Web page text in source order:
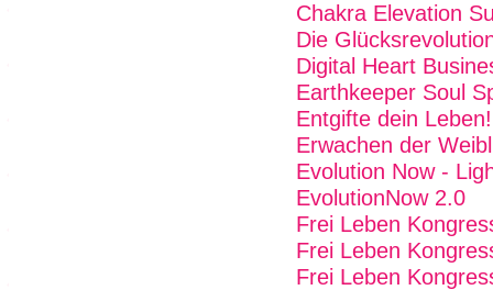
Chakra Elevation
Die
Digital Heart
Earthkeeper Soul
Entgifte dein Leben!
Erwachen der
Evolution Now -
EvolutionNow 2.0
Frei Leben
Frei Leben
Frei Leben